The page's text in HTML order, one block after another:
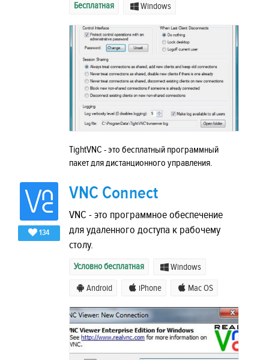
Бесплатная Windows
TightVNC - это бесплатный программный
пакет для дистанционного управления.
134
VNC Connect
VNC - это программное обеспечение
для удаленного доступа к рабочему
столу.
Условно бесплатная Windows
Android iPhone Mac OS